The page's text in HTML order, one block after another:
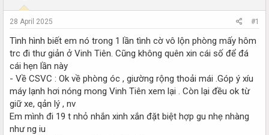
r
e
r
28 April 2025 #1
Tình hình biết em nó trong 1 lần tình cờ vô lộn phòng mấy hôm
trc đi thư giản ở Vinh Tiên. Cũng không quên xin cái số để đá
cái hẹn lần này
- Về CSVC : Ok về phòng óc , giường rộng thoải mái .Góp ý xíu
máy lạnh hơi nóng mong Vinh Tiên xem lại . Còn lại đều ok từ
giữ xe, qản lý , nv
Em mình đi 19 t nhỏ nhắn xinh xắn đặt biệt hợp gu nhẹ nhàng
như ng iu